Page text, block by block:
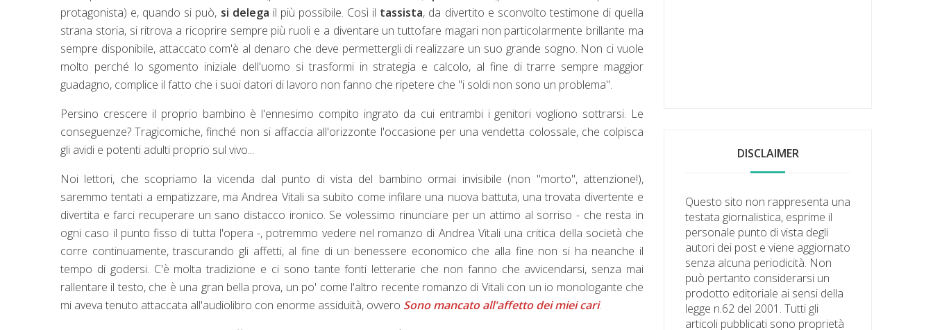
protagonista) e, quando si può, si delega il più possibile. Così il tassista, da divertito e sconvolto testimone di quella
strana storia, si ritrova a ricoprire sempre più ruoli e a diventare un tuttofare magari non particolarmente brillante ma
sempre disponibile, attaccato com'è al denaro che deve permettergli di realizzare un suo grande sogno. Non ci vuole
molto perché lo sgomento iniziale dell'uomo si trasformi in strategia e calcolo, al fine di trarre sempre maggior
guadagno, complice il fatto che i suoi datori di lavoro non fanno che ripetere che "i soldi non sono un problema".
Persino crescere il proprio bambino è l'ennesimo compito ingrato da cui entrambi i genitori vogliono sottrarsi. Le
conseguenze? Tragicomiche, finché non si affaccia all'orizzonte l'occasione per una vendetta colossale, che colpisca
gli avidi e potenti adulti proprio sul vivo...
Noi lettori, che scopriamo la vicenda dal punto di vista del bambino ormai invisibile (non "morto", attenzione!),
saremmo tentati a empatizzare, ma Andrea Vitali sa subito come infilare una nuova battuta, una trovata divertente e
divertita e farci recuperare un sano distacco ironico. Se volessimo rinunciare per un attimo al sorriso - che resta in
ogni caso il punto fisso di tutta l'opera -, potremmo vedere nel romanzo di Andrea Vitali una critica della società che
corre continuamente, trascurando gli affetti, al fine di un benessere economico che alla fine non si ha neanche il
tempo di godersi. C'è molta tradizione e ci sono tante fonti letterarie che non fanno che avvicendarsi, senza mai
rallentare il testo, che è una gran bella prova, un po' come l'altro recente romanzo di Vitali con un io monologante che
mi aveva tenuto attaccata all'audiolibro con enorme assiduità, ovvero Sono mancato all'affetto dei miei cari.
DISCLAIMER
Questo sito non rappresenta una
testata giornalistica, esprime il
personale punto di vista degli
autori dei post e viene aggiornato
senza alcuna periodicità. Non
può pertanto considerarsi un
prodotto editoriale ai sensi della
legge n.62 del 2001. Tutti gli
articoli pubblicati sono proprietà